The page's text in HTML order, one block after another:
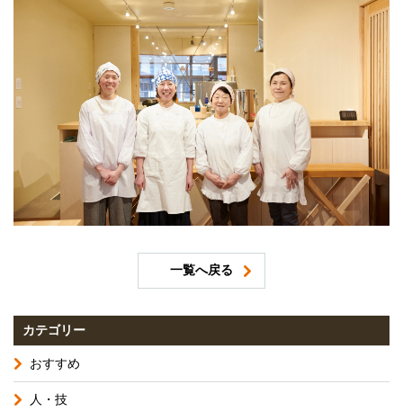
一覧へ戻る
カテゴリー
おすすめ
人・技